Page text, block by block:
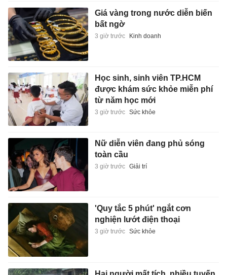
Giá vàng trong nước diễn biến
bất ngờ
3 giờ trước Kinh doanh
Học sinh, sinh viên TP.HCM
được khám sức khỏe miễn phí
từ năm học mới
3 giờ trước Sức khỏe
Nữ diễn viên đang phủ sóng
toàn cầu
3 giờ trước Giải trí
'Quy tắc 5 phút' ngắt cơn
nghiện lướt điện thoại
3 giờ trước Sức khỏe